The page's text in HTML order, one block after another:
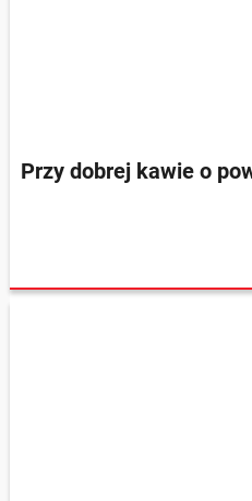
Przy dobrej kawie o